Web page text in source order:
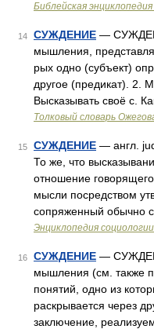
Библейская
14 СУЖДЕНИЕ —
мышления,
рых одно (субъект)
другое (предикат). 2.
Высказывать своё с.
Толковый словарь
15 СУЖДЕНИЕ — англ.
То же, что
отношение
мысли посредством
сопряженный обычно
Энциклопедия социологии
16 СУЖДЕНИЕ —
мышления (см. также
понятий, одно из
раскрывается через
заключение,